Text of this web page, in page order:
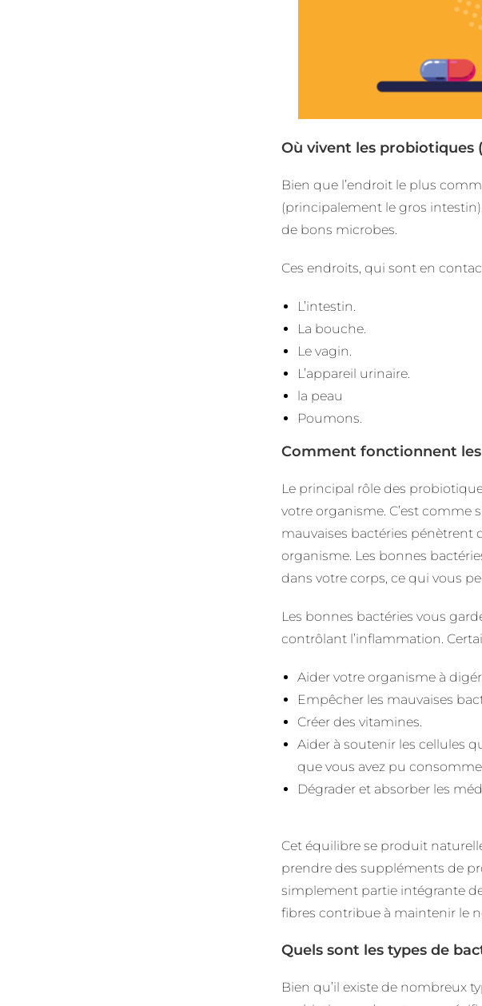
Où vivent les probiotiques
Bien que l’endroit le plus
(principalement le gros
de bons microbes.
Ces endroits, qui sont en
L’intestin.
La bouche.
Le vagin.
L’appareil urinaire.
la peau
Poumons.
Comment fonctionnent
Le principal rôle des
votre organisme. C’est comme
mauvaises bactéries pénètrent
organisme. Les bonnes
dans votre corps, ce qui vous
Les bonnes bactéries vous
contrôlant l’inflammation.
Aider votre organisme à
Empêcher les mauvaises
Créer des vitamines.
Aider à soutenir les cellules
que vous avez pu
Dégrader et absorber les
Cet équilibre se produit
prendre des suppléments de
simplement partie intégrante
fibres contribue à maintenir le
Quels sont les types de
Bien qu’il existe de nombreux